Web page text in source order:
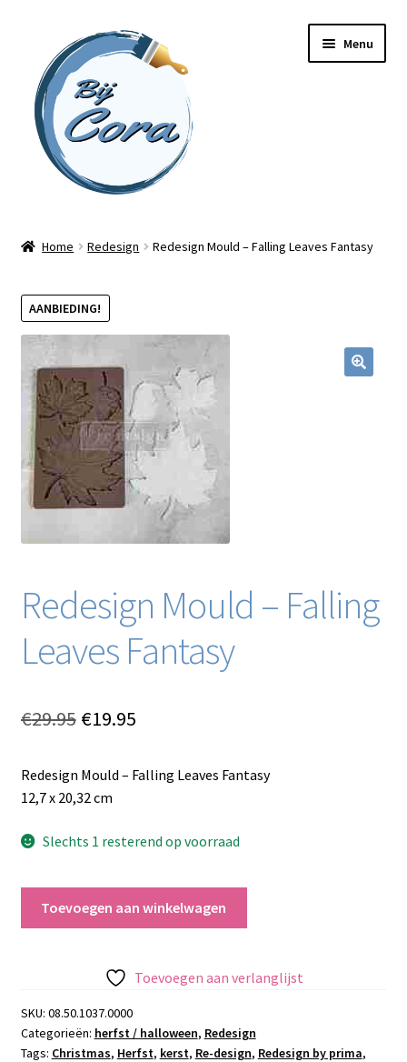
naar
navigatie
inhoud
Menu
Online cursussen
Shop
Blog / DIY / Tutorials
Over mij
Contact
Home Redesign Redesign Mould – Falling Leaves Fantasy
AANBIEDING!
Redesign Mould – Falling
Leaves Fantasy
€29.95 Oorspronkelijke
was:
€19.95Huidige
is:
Redesign Mould – Falling Leaves Fantasy
12,7 x 20,32 cm
Slechts 1 resterend op voorraad
Fantasy
aantal
Toevoegen aan winkelwagen
Toevoegen aan verlanglijst
SKU: 08.50.1037.0000
Categorieën: herfst / halloween, Redesign
Tags: Christmas, Herfst, kerst, Re-design, Redesign by prima,